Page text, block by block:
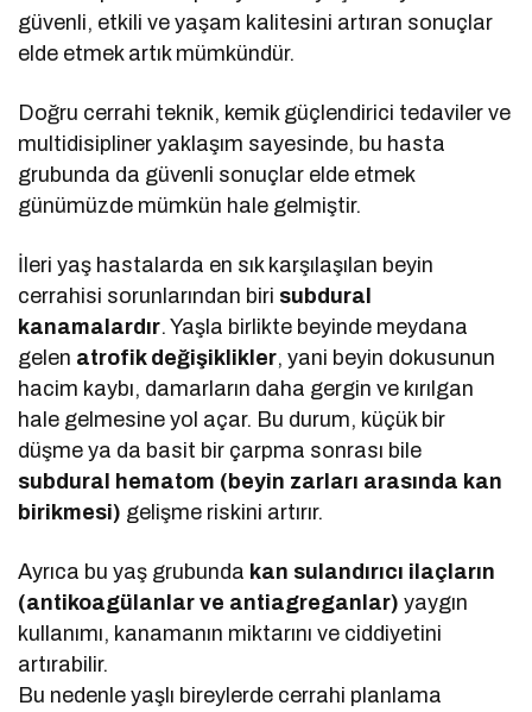
güvenli, etkili ve yaşam kalitesini artıran sonuçlar
elde etmek artık mümkündür.
Doğru cerrahi teknik, kemik güçlendirici tedaviler ve
multidisipliner yaklaşım sayesinde, bu hasta
grubunda da güvenli sonuçlar elde etmek
günümüzde mümkün hale gelmiştir.
İleri yaş hastalarda en sık karşılaşılan beyin
cerrahisi sorunlarından biri subdural
kanamalardır. Yaşla birlikte beyinde meydana
gelen atrofik değişiklikler, yani beyin dokusunun
hacim kaybı, damarların daha gergin ve kırılgan
hale gelmesine yol açar. Bu durum, küçük bir
düşme ya da basit bir çarpma sonrası bile
subdural hematom (beyin zarları arasında kan
birikmesi) gelişme riskini artırır.
Ayrıca bu yaş grubunda kan sulandırıcı ilaçların
(antikoagülanlar ve antiagreganlar) yaygın
kullanımı, kanamanın miktarını ve ciddiyetini
artırabilir.
Bu nedenle yaşlı bireylerde cerrahi planlama